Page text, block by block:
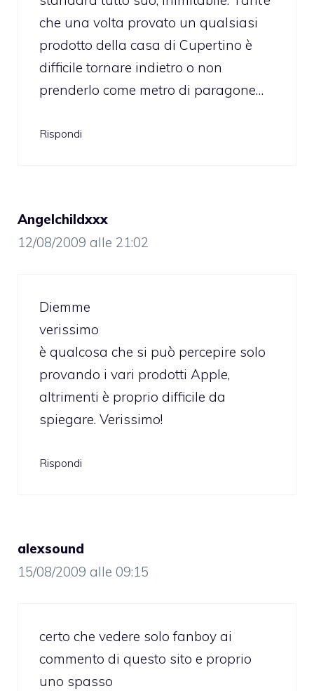
che una volta provato un qualsiasi
prodotto della casa di Cupertino è
difficile tornare indietro o non
prenderlo come metro di paragone…
Rispondi
Angelchildxxx
12/08/2009 alle 21:02
Diemme
verissimo
è qualcosa che si può percepire solo
provando i vari prodotti Apple,
altrimenti è proprio difficile da
spiegare. Verissimo!
Rispondi
alexsound
15/08/2009 alle 09:15
certo che vedere solo fanboy ai
commento di questo sito e proprio
uno spasso